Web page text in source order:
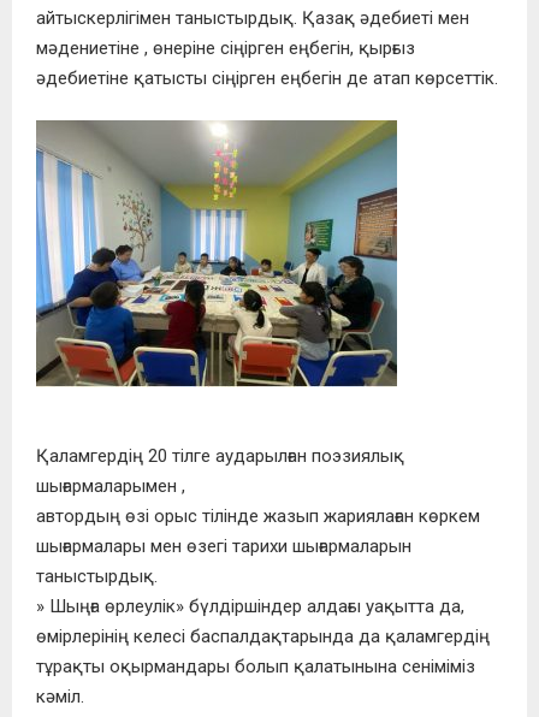
айтыскерлігімен таныстырдық. Қазақ әдебиеті мен
мәдениетіне , өнеріне сіңірген еңбегін, қырғыз
әдебиетіне қатысты сіңірген еңбегін де атап көрсеттік.
Қаламгердің 20 тілге аударылған поэзиялық
шығармаларымен ,
автордың өзі орыс тілінде жазып жариялаған көркем
шығармалары мен өзегі тарихи шығармаларын
таныстырдық.
» Шыңға өрлеулік» бүлдіршіндер алдағы уақытта да,
өмірлерінің келесі баспалдақтарында да қаламгердің
тұрақты оқырмандары болып қалатынына сеніміміз
кәміл.